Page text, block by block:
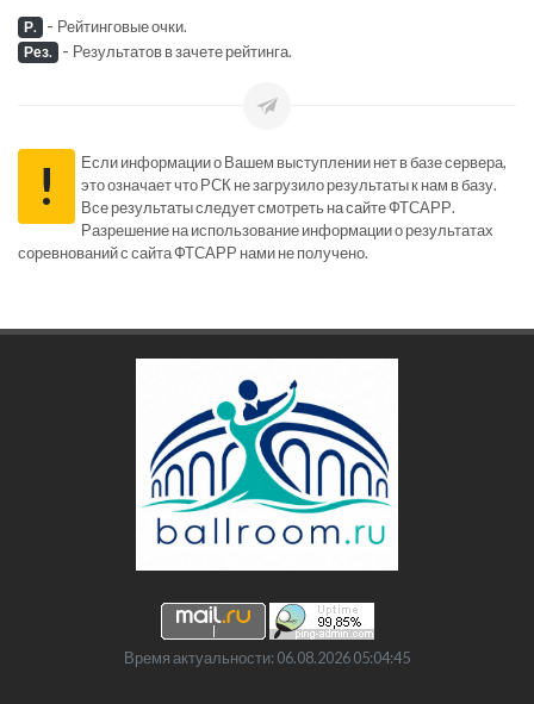
Р. - Рейтинговые очки.
Рез. - Результатов в зачете рейтинга.
!
Если информации о Вашем выступлении нет в базе сервера,
это означает что РСК не загрузило результаты к нам в базу.
Все результаты следует смотреть на сайте ФТСАРР.
Разрешение на использование информации о результатах
соревнований с сайта ФТСАРР нами не получено.
Время актуальности: 06.08.2026 05:04:45